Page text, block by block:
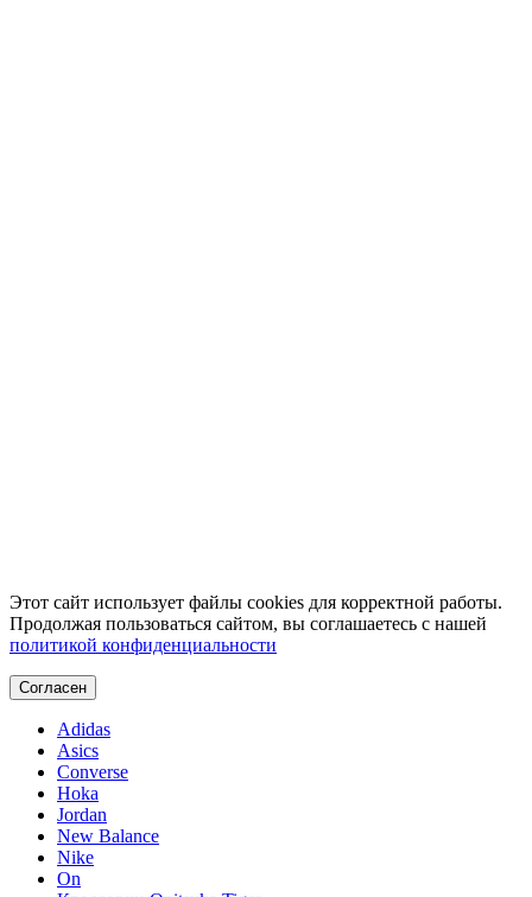
Этот сайт использует файлы cookies для корректной работы.
Продолжая пользоваться сайтом, вы соглашаетесь с нашей
политикой конфиденциальности
Согласен
Adidas
Asics
Converse
Hoka
Jordan
New Balance
Nike
On